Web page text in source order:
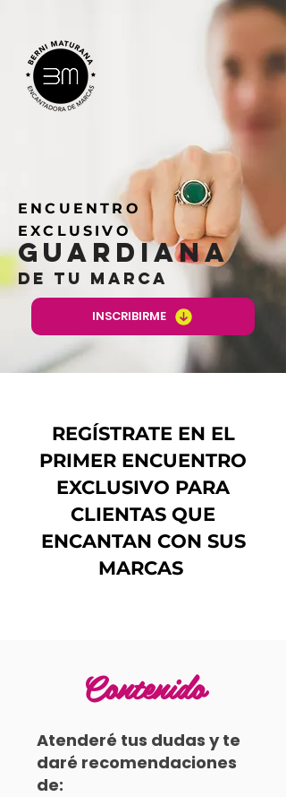
ENCUENTRO
EXCLUSIVO
guardiana
DE TU MARCA
INSCRIBIRME
REGÍSTRATE EN EL
PRIMER ENCUENTRO
EXCLUSIVO PARA
CLIENTAS QUE
ENCANTAN CON SUS
MARCAS
Contenido
Atenderé tus dudas y te
daré recomendaciones
de: